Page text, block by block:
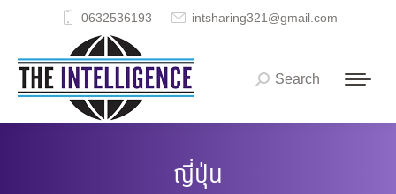
0632536193 intsharing321@gmail.com
Search:
Search
ญี่ปุ่น